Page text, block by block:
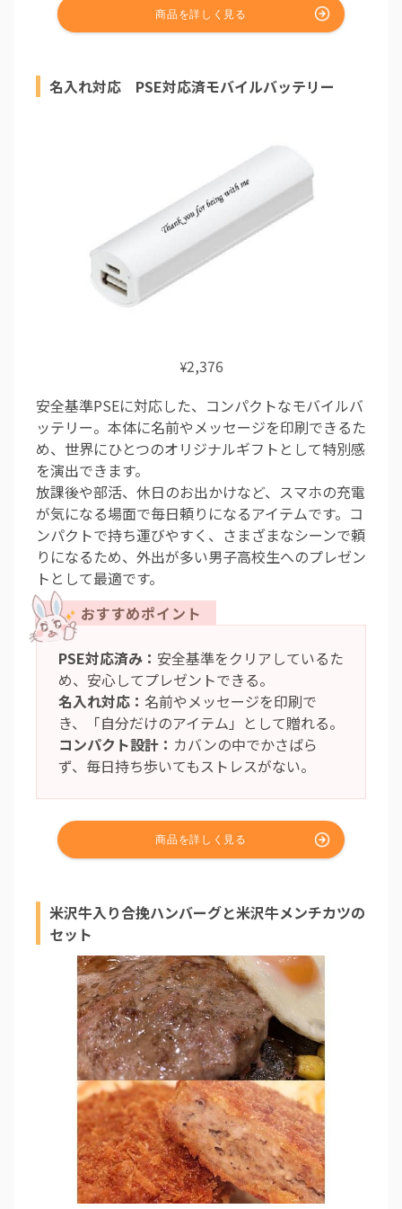
名入れ対応 PSE対応済モバイルバッテリー
¥2,376
安全基準PSEに対応した、コンパクトなモバイルバ
ッテリー。本体に名前やメッセージを印刷できるた
め、世界にひとつのオリジナルギフトとして特別感
を演出できます。
放課後や部活、休日のお出かけなど、スマホの充電
が気になる場面で毎日頼りになるアイテムです。コ
ンパクトで持ち運びやすく、さまざまなシーンで頼
りになるため、外出が多い男子高校生へのプレゼン
トとして最適です。
PSE対応済み： 安全基準をクリアしているた
め、安心してプレゼントできる。
名入れ対応： 名前やメッセージを印刷で
き、「自分だけのアイテム」として贈れる。
コンパクト設計： カバンの中でかさばら
ず、毎日持ち歩いてもストレスがない。
米沢牛入り合挽ハンバーグと米沢牛メンチカツの
セット